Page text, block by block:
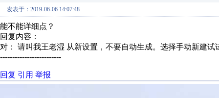
发表于：2019-06-06 14:07:48
能不能详细点？
回复内容：
对： 请叫我王老湿 从新设置，不要自动生成。选择手动新建
-------------------------
回复 引用 举报